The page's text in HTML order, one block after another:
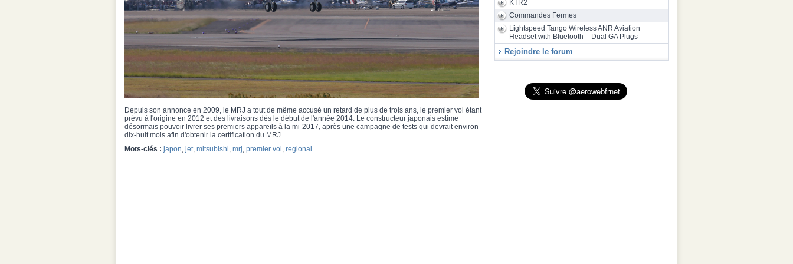
Depuis son annonce en 2009, le MRJ a tout de même accusé un retard de plus de trois ans, le premier vol étant
prévu à l'origine en 2012 et des livraisons dès le début de l'année 2014. Le constructeur japonais estime
désormais pouvoir livrer ses premiers appareils à la mi-2017, après une campagne de tests qui devrait environ
dix-huit mois afin d'obtenir la certification du MRJ.
Mots-clés : japon, jet, mitsubishi, mrj, premier vol , regional
28/07
Airbus a inauguré une deuxième ligne
d'assemblage final de la famille A320 à Toulouse
KTR2
Commandes Fermes
Lightspeed Tango Wireless ANR Aviation
Headset with Bluetooth – Dual GA Plugs
Rejoindre le forum